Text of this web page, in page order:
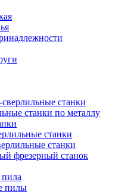
станки
станки по металлу
станки
станки
фрезерный станок
пилы